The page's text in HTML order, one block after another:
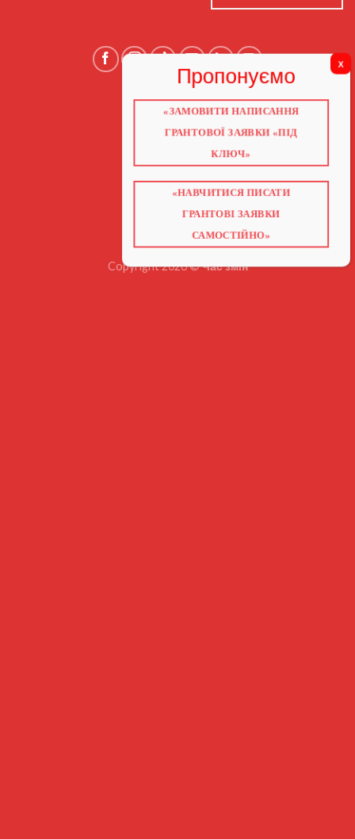
ГОЛОВНА
ПРО НАС
ГРАНТИ 2026
НАВЧАННЯ
КНИГИ
ВІДЕО ПРО ГРАНТИ
Copyright 2026 ©Час змін
«ЗАМОВИТИ НАПИСАННЯ
ГРАНТОВОЇ ЗАЯВКИ «ПІД
КЛЮЧ»
«НАВЧИТИСЯ ПИСАТИ
ГРАНТОВІ ЗАЯВКИ
САМОСТІЙНО»